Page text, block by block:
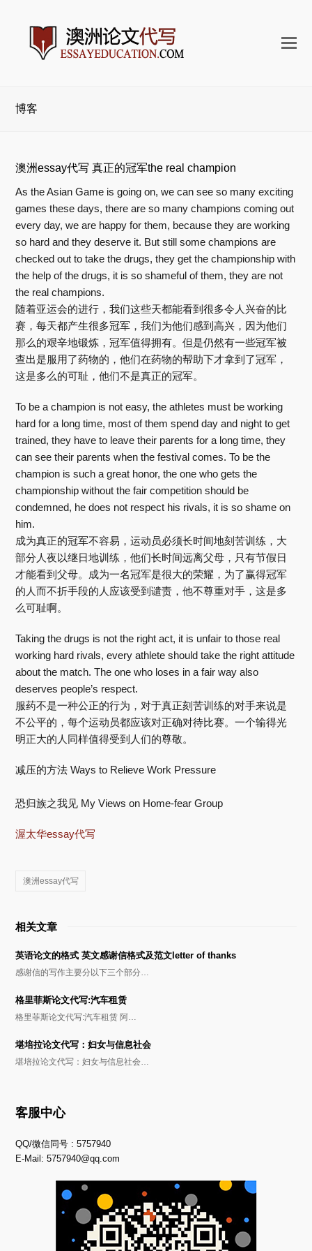
打
博客
澳洲essay代写 真正的冠军the real champion
As the Asian Game is going on, we can see so many exciting
games these days, there are so many champions coming out
every day, we are happy for them, because they are working
so hard and they deserve it. But still some champions are
checked out to take the drugs, they get the championship with
the help of the drugs, it is so shameful of them, they are not
the real champions.
随着亚运会的进行，我们这些天都能看到很多令人兴奋的比
赛，每天都产生很多冠军，我们为他们感到高兴，因为他们
那么的艰辛地锻炼，冠军值得拥有。但是仍然有一些冠军被
查出是服用了药物的，他们在药物的帮助下才拿到了冠军，
这是多么的可耻，他们不是真正的冠军。
To be a champion is not easy, the athletes must be working
hard for a long time, most of them spend day and night to get
trained, they have to leave their parents for a long time, they
can see their parents when the festival comes. To be the
champion is such a great honor, the one who gets the
championship without the fair competition should be
condemned, he does not respect his rivals, it is so shame on
him.
成为真正的冠军不容易，运动员必须长时间地刻苦训练，大
部分人夜以继日地训练，他们长时间远离父母，只有节假日
才能看到父母。成为一名冠军是很大的荣耀，为了赢得冠军
的人而不折手段的人应该受到谴责，他不尊重对手，这是多
么可耻啊。
Taking the drugs is not the right act, it is unfair to those real
working hard rivals, every athlete should take the right attitude
about the match. The one who loses in a fair way also
deserves people’s respect.
服药不是一种公正的行为，对于真正刻苦训练的对手来说是
不公平的，每个运动员都应该对正确对待比赛。一个输得光
明正大的人同样值得受到人们的尊敬。
减压的方法 Ways to Relieve Work Pressure
恐归族之我见 My Views on Home-fear Group
渥太华essay代写
澳洲essay代写
相关文章
英语论文的格式 英文感谢信格式及范文letter of thanks
感谢信的写作主要分以下三个部分…
格里菲斯论文代写:汽车租赁
格里菲斯论文代写:汽车租赁 阿…
堪培拉论文代写：妇女与信息社会
堪培拉论文代写：妇女与信息社会…
客服中心
QQ/微信同号 : 5757940
E-Mail:5757940@qq.com